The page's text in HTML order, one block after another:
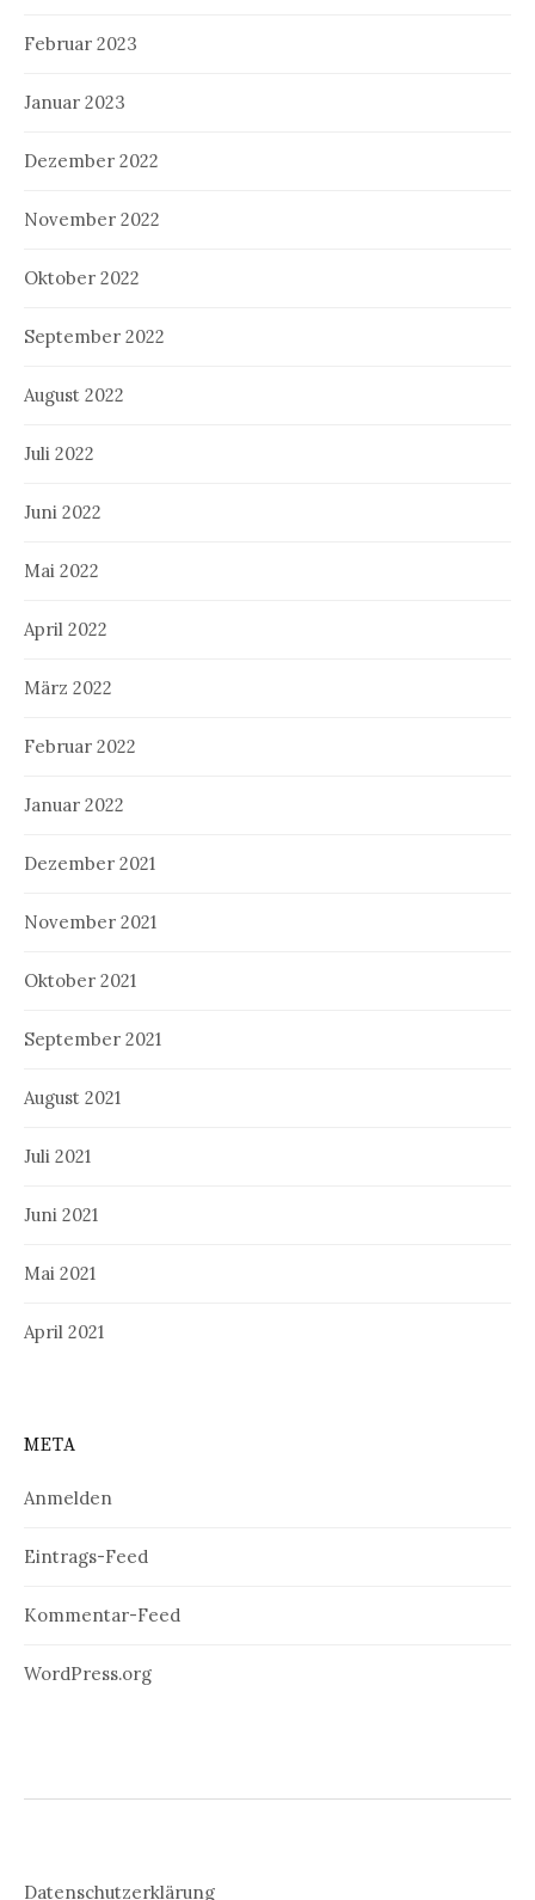
Februar 2023
Januar 2023
Dezember 2022
November 2022
Oktober 2022
September 2022
August 2022
Juli 2022
Juni 2022
Mai 2022
April 2022
März 2022
Februar 2022
Januar 2022
Dezember 2021
November 2021
Oktober 2021
September 2021
August 2021
Juli 2021
Juni 2021
Mai 2021
April 2021
META
Anmelden
Eintrags-Feed
Kommentar-Feed
WordPress.org
Datenschutzerklärung